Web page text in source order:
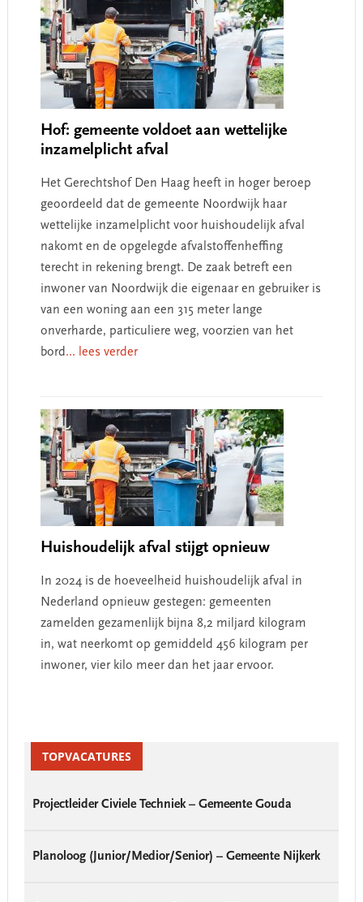
Hof: gemeente voldoet aan wettelijke
inzamelplicht afval
Het Gerechtshof Den Haag heeft in hoger beroep
geoordeeld dat de gemeente Noordwijk haar
wettelijke inzamelplicht voor huishoudelijk afval
nakomt en de opgelegde afvalstoffenheffing
terecht in rekening brengt. De zaak betreft een
inwoner van Noordwijk die eigenaar en gebruiker is
van een woning aan een 315 meter lange
onverharde, particuliere weg, voorzien van het
bord... lees verder
Huishoudelijk afval stijgt opnieuw
In 2024 is de hoeveelheid huishoudelijk afval in
Nederland opnieuw gestegen: gemeenten
zamelden gezamenlijk bijna 8,2 miljard kilogram
in, wat neerkomt op gemiddeld 456 kilogram per
inwoner, vier kilo meer dan het jaar ervoor.
SidebarTOPVACATURES
Projectleider Civiele Techniek – Gemeente Gouda
Planoloog (Junior/Medior/Senior) – Gemeente Nijkerk